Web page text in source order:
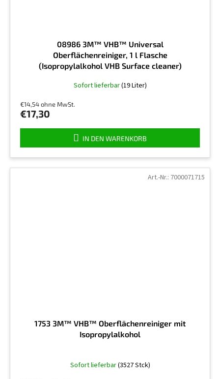
08986 3M™ VHB™ Universal
Oberflächenreiniger, 1 l Flasche
(Isopropylalkohol VHB Surface cleaner)
Die
durchschnittliche
von
5
Sternen.
Sofort lieferbar(19 Liter)
€14,54 ohne MwSt.
€17,30
IN DEN WARENKORB
1753 3M™ VHB™ Oberflächenreiniger mit
Isopropylalkohol
durchschnittliche
Sofort lieferbar(3527 Stck)
Art.-Nr.: 7000071715